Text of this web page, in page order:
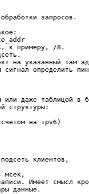
запросов.
к примеру, /8.
на указанный там
определить
или даже таблицой в
структуры:
на ipv6)
клиентов,
мсек,
Имеет смысл
данные.